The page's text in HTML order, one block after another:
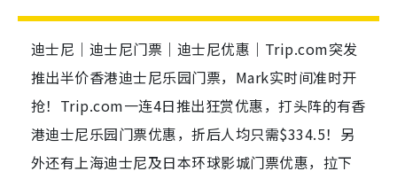
迪士尼｜迪士尼门票｜迪士尼优惠｜Trip.com突发
推出半价香港迪士尼乐园门票，Mark实时间准时开
抢！Trip.com一连4日推出狂赏优惠，打头阵的有香
港迪士尼乐园门票优惠，折后人均只需$334.5！另
外还有上海迪士尼及日本环球影城门票优惠，拉下